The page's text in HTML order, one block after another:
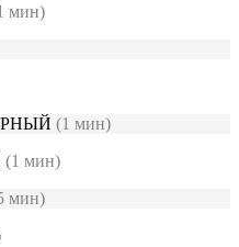
мин)
(1 мин)
(1 мин)
мин)